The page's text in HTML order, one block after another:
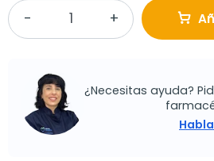
¿Necesitas ayuda?